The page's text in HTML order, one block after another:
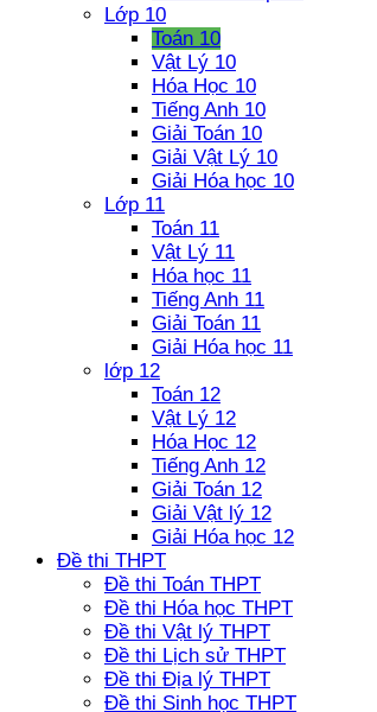
Lớp 10
Toán 10
Vật Lý 10
Hóa Học 10
Tiếng Anh 10
Giải Toán 10
Giải Vật Lý 10
Giải Hóa học 10
Lớp 11
Toán 11
Vật Lý 11
Hóa học 11
Tiếng Anh 11
Giải Toán 11
Giải Hóa học 11
lớp 12
Toán 12
Vật Lý 12
Hóa Học 12
Tiếng Anh 12
Giải Toán 12
Giải Vật lý 12
Giải Hóa học 12
Đề thi THPT
Đề thi Toán THPT
Đề thi Hóa học THPT
Đề thi Vật lý THPT
Đề thi Lịch sử THPT
Đề thi Địa lý THPT
Đề thi Sinh học THPT